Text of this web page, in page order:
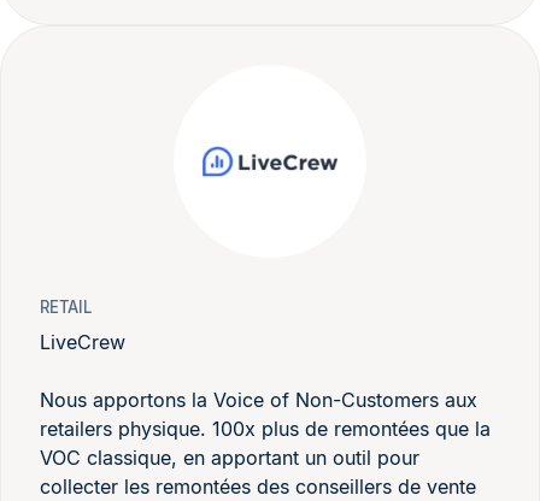
RETAIL
LiveCrew
Nous apportons la Voice of Non-Customers aux
retailers physique. 100x plus de remontées que la
VOC classique, en apportant un outil pour
collecter les remontées des conseillers de vente